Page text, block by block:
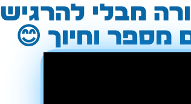
מבלי להרגיש
מספר וחיוך 😊